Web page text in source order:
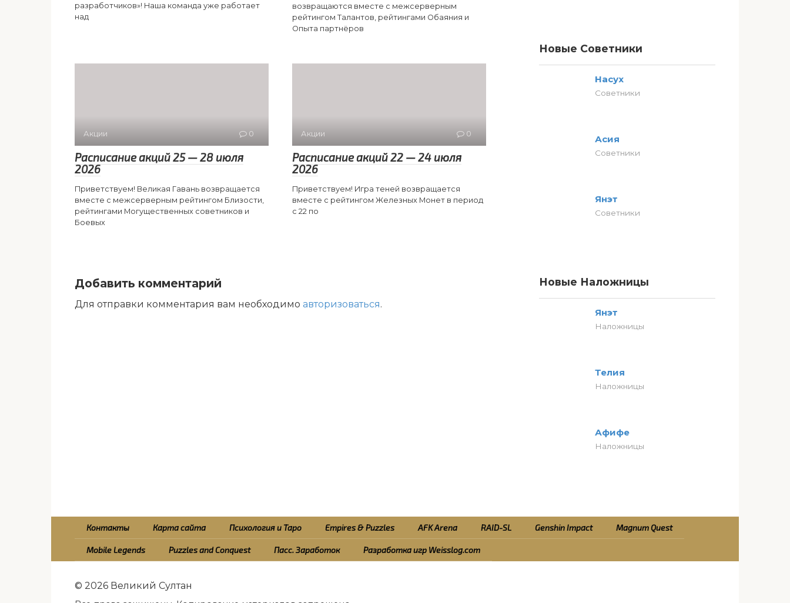
разработчиков»! Наша команда уже работает
над
возвращаются вместе с межсерверным
рейтингом Талантов, рейтингами Обаяния и
Опыта партнёров
Акции 0
Расписание акций 25 — 28 июля
2026
Приветствуем! Великая Гавань возвращается
вместе с межсерверным рейтингом Близости,
рейтингами Могущественных советников и
Боевых
Акции 0
Расписание акций 22 — 24 июля
2026
Приветствуем! Игра теней возвращается
вместе с рейтингом Железных Монет в период
с 22 по
Добавить комментарий
Для отправки комментария вам необходимо авторизоваться.
Новые Советники
Насух
Советники
Асия
Советники
Янэт
Советники
Новые Наложницы
Янэт
Наложницы
Телия
Наложницы
Афифе
Наложницы
Контакты Карта сайта Психология и Таро Empires & Puzzles AFK Arena RAID-SL Genshin Impact Magnum Quest
Mobile Legends Puzzles and Conquest Пасс. Заработок Разработка игр Weisslog.com
© 2026 Великий Султан